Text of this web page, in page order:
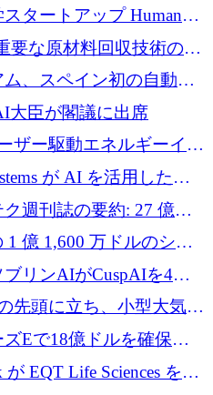
タートアップ Humanoid
万ドルで評価額 13 億
要な原材料回収技術の拡
確保
、スペイン初の自動木
にEU補助金4,800万ユ
大臣が閣議に出席
ザー駆動エネルギーイン
ユーロを調達
が AI を活用したイ
ために 16 万ユーロを確
週刊誌の要約: 27 億ユ
のハイテク資金調達取引
1 億 1,600 万ドルのシリ
を活用した倉庫自動化を
リンAIがCuspAIを4億
達で支援
先頭に立ち、小型大気質
ーンエア政策の中心に据
Eで18億ドルを確保、
・ヒーローを130億ユー
ルトは2027年に米国の
が EQT Life Sciences を